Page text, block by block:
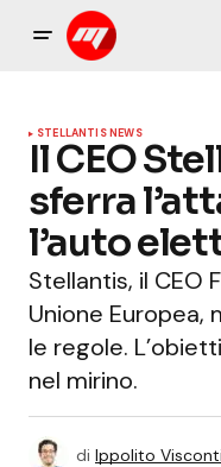
STELLANTIS NEWS
Il CEO
sferra
l’auto
Stellantis, il CEO
Unione Europea,
le regole.
nel mirino.
di Ippolito Visconti